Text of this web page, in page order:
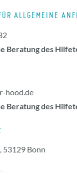
ALLGEMEINE
Beratung des
hood.de
Beratung des
53129 Bonn